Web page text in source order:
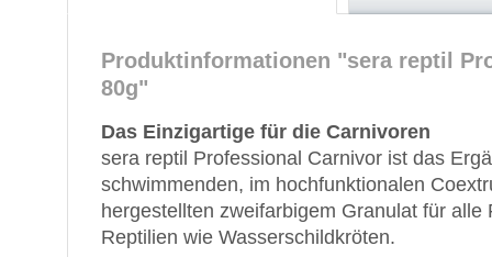
Produktinformationen "sera reptil
80g"
Das Einzigartige für die Carnivoren
sera reptil Professional Carnivor ist das
schwimmenden, im hochfunktionalen
hergestellten zweifarbigem Granulat für alle
Reptilien wie Wasserschildkröten.